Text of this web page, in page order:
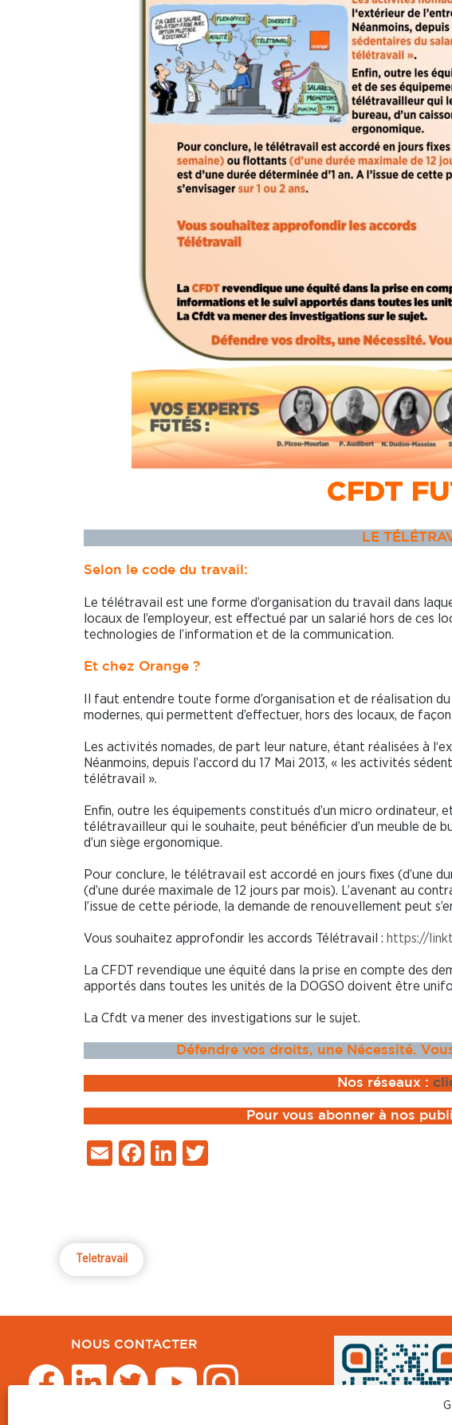
CFDT
LE
Selon le code du travail:
Le télétravail est une forme d’organisation du travail dans
locaux de l’employeur, est effectué par un salarié hors de ces
technologies de l’information et de la communication.
Et chez Orange ?
Il faut entendre toute forme d’organisation et de réalisation
modernes, qui permettent d’effectuer, hors des locaux, de
Les activités nomades, de part leur nature, étant réalisées à
Néanmoins, depuis l’accord du 17 Mai 2013, « les activités
télétravail ».
Enfin, outre les équipements constitués d’un micro ordinateur,
télétravailleur qui le souhaite, peut bénéficier d’un meuble de
d’un siège ergonomique.
Pour conclure, le télétravail est accordé en jours fixes (d’une
(d’une durée maximale de 12 jours par mois). L’avenant au
l’issue de cette période, la demande de renouvellement peut
Vous souhaitez approfondir les accords Télétravail : https://
La CFDT revendique une équité dans la prise en compte des
apportés dans toutes les unités de la DOGSO doivent être
La Cfdt va mener des investigations sur le sujet.
Défendre vos droits, une Nécessité.
Nos réseaux :
Pour vous abonner à nos
EmailFacebook
LinkedIn
Teletravail
NOUS CONTACTER